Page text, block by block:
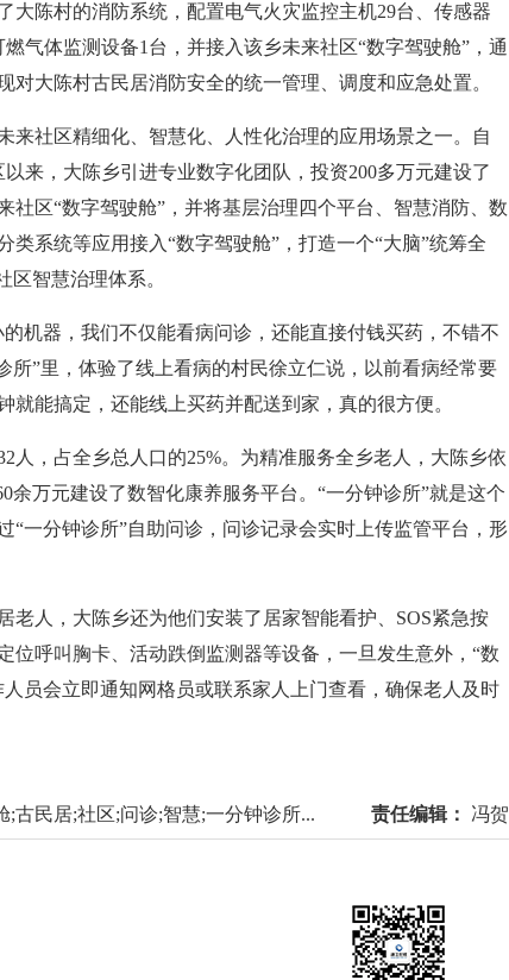
大陈村的消防系统，配置电气火灾监控主机29台、传感器
气体监测设备1台，并接入该乡未来社区“数字驾驶舱”，通
对大陈村古民居消防安全的统一管理、调度和应急处置。
社区精细化、智慧化、人性化治理的应用场景之一。自
来，大陈乡引进专业数字化团队，投资200多万元建设了
区“数字驾驶舱”，并将基层治理四个平台、智慧消防、数
类系统等应用接入“数字驾驶舱”，打造一个“大脑”统筹全
区智慧治理体系。
器，我们不仅能看病问诊，还能直接付钱买药，不错不
所”里，体验了线上看病的村民徐立仁说，以前看病经常要
就能搞定，还能线上买药并配送到家，真的很方便。
，占全乡总人口的25%。为精准服务全乡老人，大陈乡依
余万元建设了数智化康养服务平台。“一分钟诊所”就是这个
“一分钟诊所”自助问诊，问诊记录会实时上传监管平台，形
人，大陈乡还为他们安装了居家智能看护、SOS紧急按
位呼叫胸卡、活动跌倒监测器等设备，一旦发生意外，“数
员会立即通知网格员或联系家人上门查看，确保老人及时
;古民居;社区;问诊;智慧;一分钟诊所... 责任编辑： 冯贺